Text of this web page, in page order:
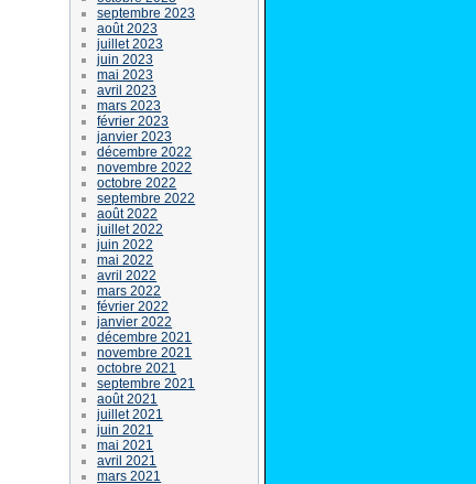
septembre 2023
août 2023
juillet 2023
juin 2023
mai 2023
avril 2023
mars 2023
février 2023
janvier 2023
décembre 2022
novembre 2022
octobre 2022
septembre 2022
août 2022
juillet 2022
juin 2022
mai 2022
avril 2022
mars 2022
février 2022
janvier 2022
décembre 2021
novembre 2021
octobre 2021
septembre 2021
août 2021
juillet 2021
juin 2021
mai 2021
avril 2021
mars 2021